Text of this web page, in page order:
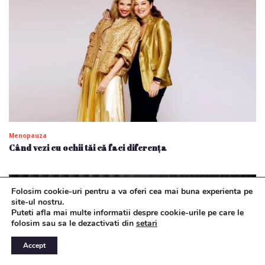
Menopauza
Când vezi cu ochii tăi că faci diferența
Folosim cookie-uri pentru a va oferi cea mai buna experienta pe
site-ul nostru.
Puteti afla mai multe informatii despre cookie-urile pe care le
folosim sau sa le dezactivati din setari
Accept